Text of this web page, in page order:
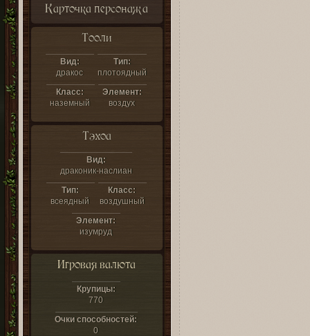
Карточка персонажа
Тооли
Вид:
дракос
Тип:
плотоядный
Класс:
наземный
Элемент:
воздух
Тэхоа
Вид:
драконик-наслиан
Тип:
всеядный
Класс:
воздушный
Элемент:
изумруд
Игровая валюта
Крупицы:
770
Очки способностей:
0